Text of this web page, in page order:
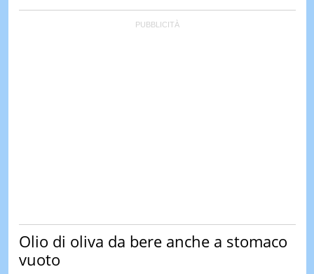
Olio di oliva da bere anche a stomaco
vuoto